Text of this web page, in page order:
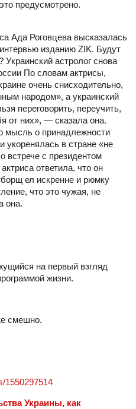
предусмотрено.
Ада Роговцева высказалась
изданию ZIK. Будут
астролог снова
По словам актрисы,
очень снисходительно,
народом», а украинский
переговорить, переучить,
от них», — сказала она.
мысль о принадлежности
укоренялась в стране «не
встрече с президентом
ответила, что он
ел искренне и рюмку
что это чужая, не
она.
на первый взгляд
жизни.
смешно.
1550297514
Украины, как